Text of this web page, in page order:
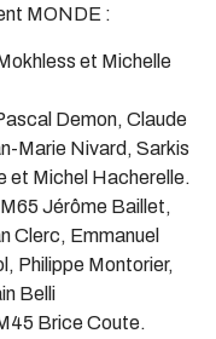
MONDE :
et Michelle
Demon, Claude
Marie Nivard, Sarkis
et Michel Hacherelle.
Jérôme Baillet,
Clerc, Emmanuel
Philippe Montorier,
Belli
Brice Coute.